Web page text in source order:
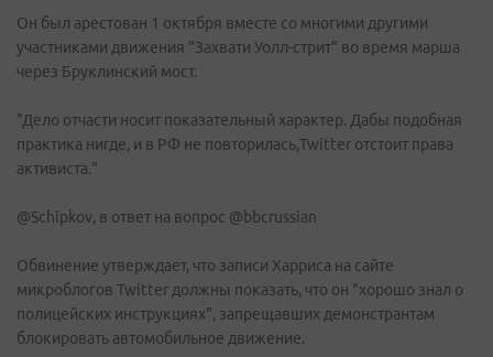
Он был арестован 1 октября вместе со многими другими
участниками движения "Захвати Уолл-стрит" во время марша
через Бруклинский мост.
"Дело отчасти носит показательный характер. Дабы подобная
практика нигде, и в РФ не повторилась,Twitter отстоит права
активиста."
@Schipkov, в ответ на вопрос @bbcrussian
Обвинение утверждает, что записи Харриса на сайте
микроблогов Twitter должны показать, что он "хорошо знал о
полицейских инструкциях", запрещавших демонстрантам
блокировать автомобильное движение.